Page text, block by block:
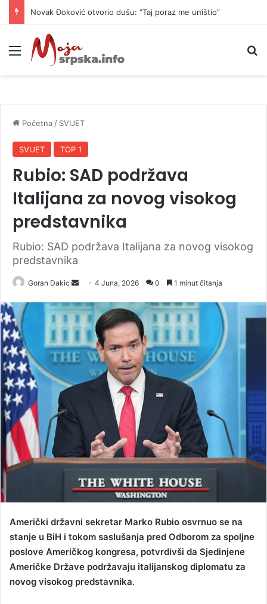
Novak Đoković otvorio dušu: “Taj poraz me uništio”
Meni
Početna / SVIJET
SVIJET TOP 1
Rubio: SAD podržava
Italijana za novog visokog
predstavnika
Rubio: SAD podržava Italijana za novog visokog
predstavnika
Goran Dakic
n
d
a
n
m
4 Juna, 2026 0 1 minut čitanja
Američki državni sekretar Marko Rubio osvrnuo se na
stanje u BiH i tokom saslušanja pred Odborom za spoljne
poslove Američkog kongresa, potvrdivši da Sjedinjene
Američke Države podržavaju italijanskog diplomatu za
novog visokog predstavnika.